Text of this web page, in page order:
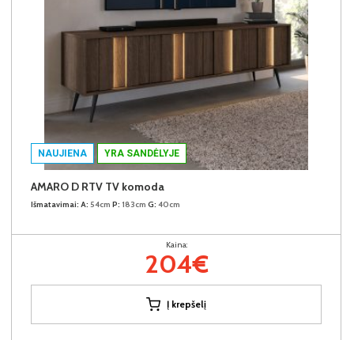
NAUJIENA YRA SANDĖLYJE
AMARO D RTV TV komoda
Išmatavimai: A: 54cm P: 183cm G: 40cm
Kaina:
204€
Į krepšelį